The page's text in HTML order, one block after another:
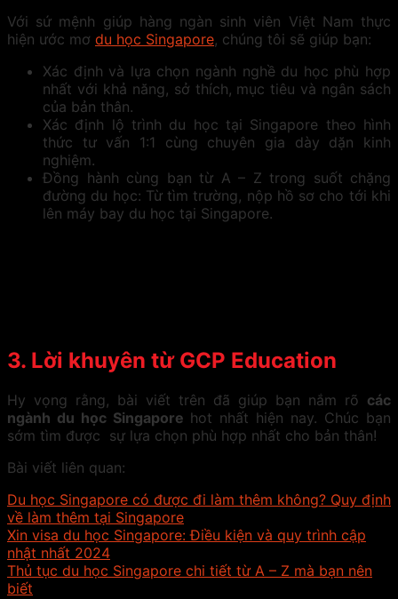
Với sứ mệnh giúp hàng ngàn sinh viên Việt Nam thực
hiện ước mơ du học Singapore, chúng tôi sẽ giúp bạn:
Xác định và lựa chọn ngành nghề du học phù hợp
nhất với khả năng, sở thích, mục tiêu và ngân sách
của bản thân.
Xác định lộ trình du học tại Singapore theo hình
thức tư vấn 1:1 cùng chuyên gia dày dặn kinh
nghiệm.
Đồng hành cùng bạn từ A – Z trong suốt chặng
đường du học: Từ tìm trường, nộp hồ sơ cho tới khi
lên máy bay du học tại Singapore.
3. Lời khuyên từ GCP Education
Hy vọng rằng, bài viết trên đã giúp bạn nắm rõ các
ngành du học Singapore hot nhất hiện nay. Chúc bạn
sớm tìm được sự lựa chọn phù hợp nhất cho bản thân!
Bài viết liên quan:
Du học Singapore có được đi làm thêm không? Quy định
về làm thêm tại Singapore
Xin visa du học Singapore: Điều kiện và quy trình cập
nhật nhất 2024
Thủ tục du học Singapore chi tiết từ A – Z mà bạn nên
biết